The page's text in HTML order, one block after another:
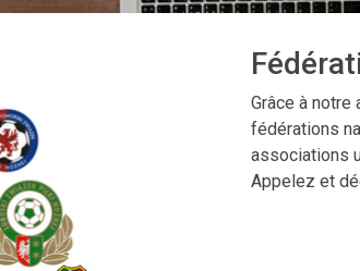
Grâce à
fédérations
associations
Appelez et